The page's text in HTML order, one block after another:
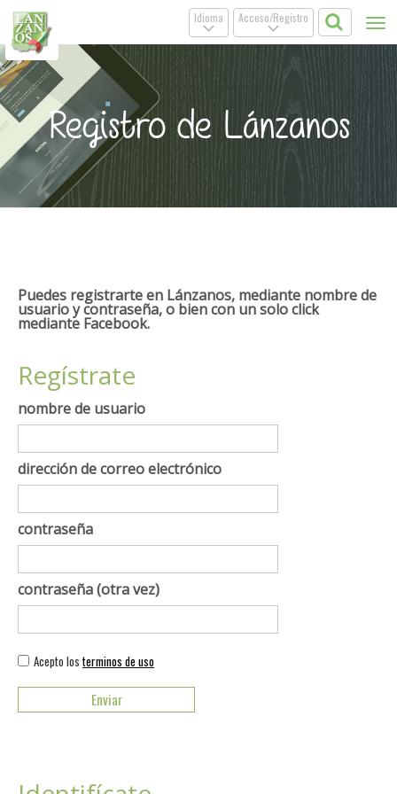
Acceso/Registro
.
Idioma
.
Registro de Lánzanos
Puedes registrarte en Lánzanos, mediante nombre de
usuario y contraseña, o bien con un solo click
mediante Facebook.
Regístrate
nombre de usuario
dirección de correo electrónico
contraseña
contraseña (otra vez)
Acepto los terminos de uso